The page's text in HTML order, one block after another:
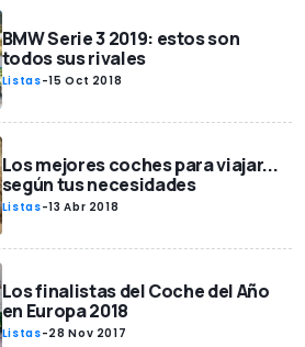
BMW Serie 3 2019: estos son
todos sus rivales
Listas-15 Oct 2018
Los mejores coches para viajar...
según tus necesidades
Listas-13 Abr 2018
Los finalistas del Coche del Año
en Europa 2018
Listas-28 Nov 2017